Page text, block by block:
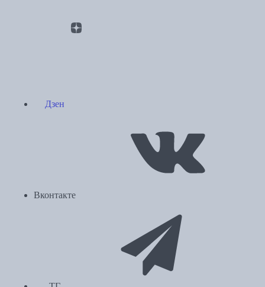
Дзен
Вконтакте